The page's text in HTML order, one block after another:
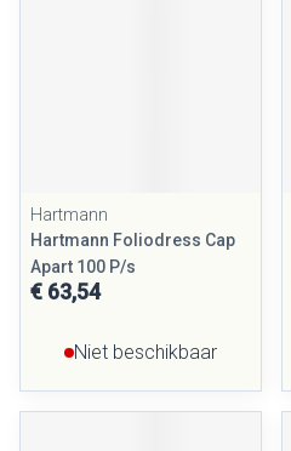
Hartmann
Hartmann Foliodress Cap
Apart 100 P/s
€ 63,54
Niet beschikbaar